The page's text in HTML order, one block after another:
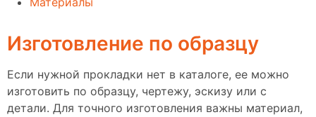
Изготовление по образцу
Если нужной прокладки нет в каталоге, ее можно
изготовить по образцу, чертежу, эскизу или с
детали. Для точного изготовления важны материал,